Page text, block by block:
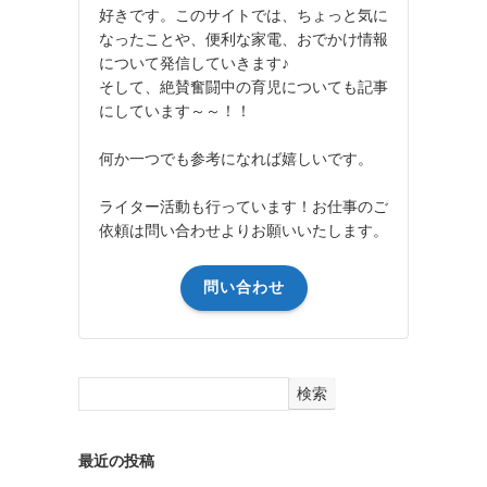
好きです。このサイトでは、ちょっと気に
なったことや、便利な家電、おでかけ情報
について発信していきます♪
そして、絶賛奮闘中の育児についても記事
にしています～～！！
何か一つでも参考になれば嬉しいです。
ライター活動も行っています！お仕事のご
依頼は問い合わせよりお願いいたします。
問い合わせ
検索
最近の投稿